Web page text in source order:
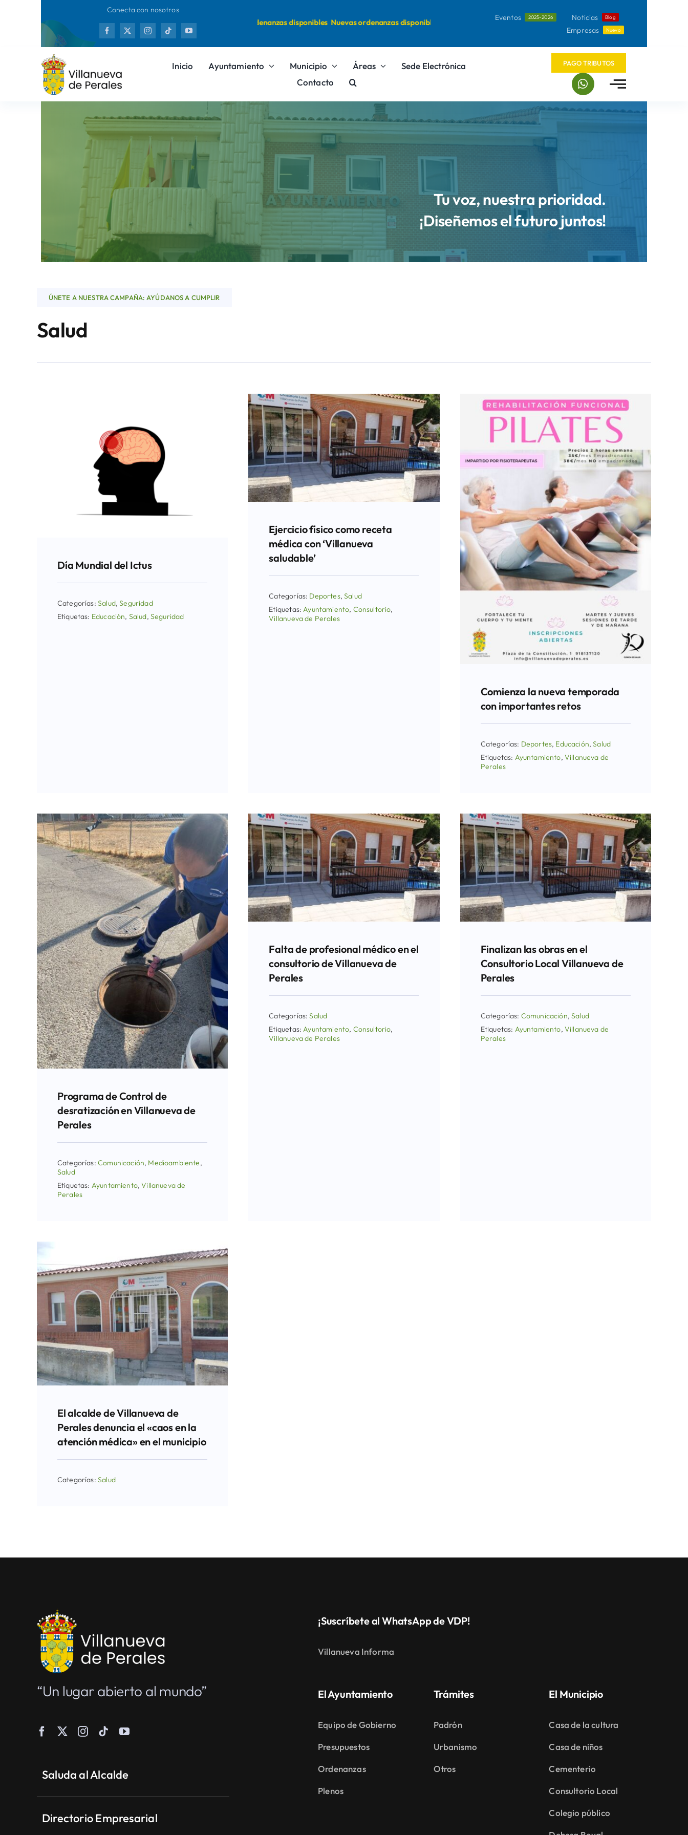
Conecta con nosotros
Nuevas ordenanzas disponibles Nuevas ordenanzas disponibles Eventos 2025-2026 Noticias Blog
Empresas Nuevo
Inicio Ayuntamiento Municipio Áreas
Sede Electrónica
Contacto
PAGO TRIBUTOS
Tu voz, nuestra prioridad.
¡Diseñemos el futuro juntos!
ÚNETE A NUESTRA CAMPAÑA: AYÚDANOS A CUMPLIR
Salud
Día Mundial del Ictus
Categorías: Salud,Seguridad
Etiquetas: Educación, Salud, Seguridad
Ejercicio físico como receta
médica con ‘Villanueva
saludable’
Categorías: Deportes,Salud
Etiquetas:Ayuntamiento, Consultorio,
Villanueva de Perales
Comienza la nueva temporada
con importantes retos
Categorías: Deportes, Educación,Salud
Etiquetas: Ayuntamiento, Villanueva de
Perales
Programa de Control de
desratización en Villanueva de
Perales
Categorías: Comunicación, Medioambiente,
Salud
Etiquetas: Ayuntamiento,Villanueva de
Perales
Falta de profesional médico en el
consultorio de Villanueva de
Perales
Categorías:Salud
Etiquetas:Ayuntamiento, Consultorio,
Villanueva de Perales
Finalizan las obras en el
Consultorio Local Villanueva de
Perales
Categorías: Comunicación,Salud
Etiquetas: Ayuntamiento, Villanueva de
Perales
El alcalde de Villanueva de
Perales denuncia el «caos en la
atención médica» en el municipio
Categorías: Salud
“Un lugar abierto al mundo”
Saluda al Alcalde
Directorio Empresarial
¡Suscríbete al WhatsApp de VDP!
Villanueva Informa
El Ayuntamiento
Equipo de Gobierno
Presupuestos
Ordenanzas
Plenos
Trámites
Padrón
Urbanismo
Otros
El Municipio
Casa de la cultura
Casa de niños
Cementerio
Consultorio Local
Colegio público